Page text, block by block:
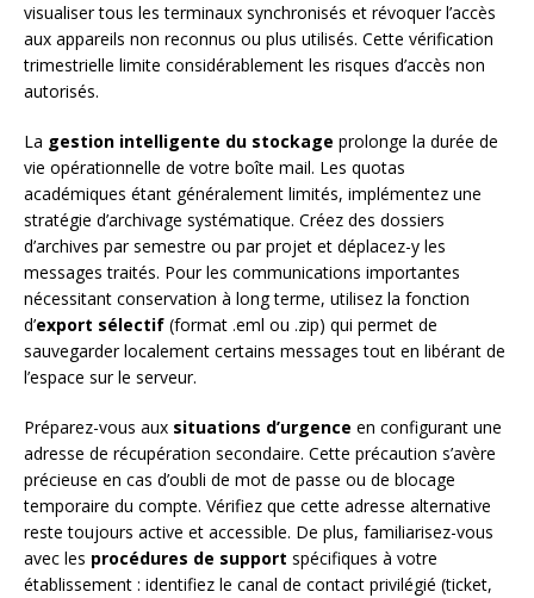
visualiser tous les terminaux synchronisés et révoquer l’accès
aux appareils non reconnus ou plus utilisés. Cette vérification
trimestrielle limite considérablement les risques d’accès non
autorisés.
La gestion intelligente du stockage prolonge la durée de
vie opérationnelle de votre boîte mail. Les quotas
académiques étant généralement limités, implémentez une
stratégie d’archivage systématique. Créez des dossiers
d’archives par semestre ou par projet et déplacez-y les
messages traités. Pour les communications importantes
nécessitant conservation à long terme, utilisez la fonction
d’export sélectif (format .eml ou .zip) qui permet de
sauvegarder localement certains messages tout en libérant de
l’espace sur le serveur.
Préparez-vous aux situations d’urgence en configurant une
adresse de récupération secondaire. Cette précaution s’avère
précieuse en cas d’oubli de mot de passe ou de blocage
temporaire du compte. Vérifiez que cette adresse alternative
reste toujours active et accessible. De plus, familiarisez-vous
avec les procédures de support spécifiques à votre
établissement : identifiez le canal de contact privilégié (ticket,